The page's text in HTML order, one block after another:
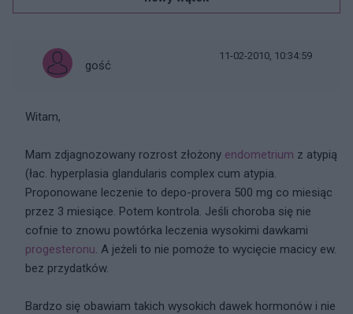
gość
11-02-2010, 10:34:59
Witam,
Mam zdjagnozowany rozrost złożony endometrium z atypią
(łac. hyperplasia glandularis complex cum atypia.
Proponowane leczenie to depo-provera 500 mg co miesiąc
przez 3 miesiące. Potem kontrola. Jeśli choroba się nie
cofnie to znowu powtórka leczenia wysokimi dawkami
progesteronu. A jeżeli to nie pomoże to wycięcie macicy ew.
bez przydatków.
Bardzo się obawiam takich wysokich dawek hormonów i nie